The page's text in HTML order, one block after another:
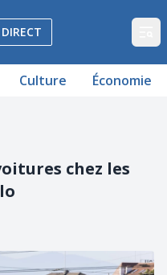
et Fribourg
Culture Économie
chez les